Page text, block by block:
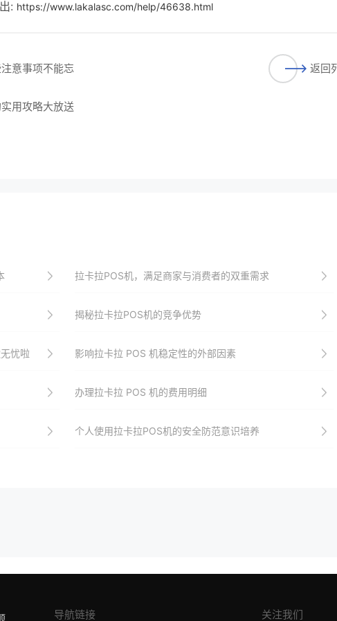
: https://www.lakalasc.com/help/46638.html
意事项不能忘​
用攻略大放送​
返回
拉卡拉POS机，满足商家与消费者的双重需求
揭秘拉卡拉POS机的竞争优势
忧啦 影响拉卡拉 POS 机稳定性的外部因素
办理拉卡拉 POS 机的费用明细
个人使用拉卡拉POS机的安全防范意识培养
导航链接 关注我们